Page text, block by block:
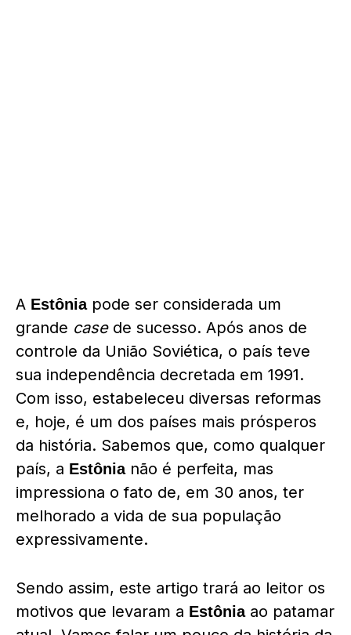
A Estôniapode ser considerada um
grande casede sucesso. Após anos de
controle da União Soviética, o país teve
sua independência decretada em 1991.
Com isso, estabeleceu diversas reformas
e, hoje, é um dos países mais prósperos
da história. Sabemos que, como qualquer
país, a Estônianão é perfeita, mas
impressiona o fato de, em 30 anos, ter
melhorado a vida de sua população
expressivamente.
Sendo assim, este artigo trará ao leitor os
motivos que levaram a Estôniaao patamar